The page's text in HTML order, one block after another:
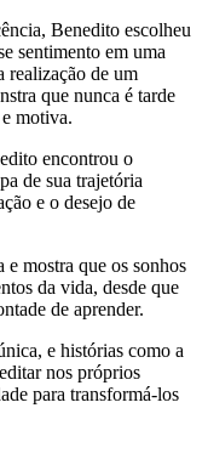
Benedito escolheu
sentimento em uma
realização de um
que nunca é tarde
motiva.
encontrou o
de sua trajetória
e o desejo de
e mostra que os sonhos
da vida, desde que
de aprender.
e histórias como a
nos próprios
para transformá-los